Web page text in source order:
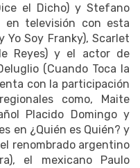
el Dicho) y Stefano
en televisión con esta
Yo Soy Franky), Scarlet
Reyes) y el actor de
(Cuando Toca la
con la participación
como, Maite
Placido Domingo y
en ¿Quién es Quién? y
el renombrado argentino
el mexicano Paulo